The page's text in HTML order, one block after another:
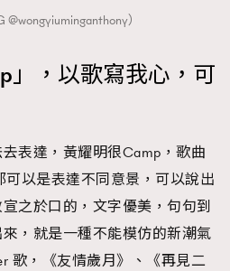
TRENDING
@wongyiuminganthony）
」，以歌寫我心，可
表達，黃耀明很Camp，歌曲
可以是表達不同意景，可以說出
之於口的，文字優美，句句到
，就是一種不能模仿的新潮氣
歌，《友情歲月》、《再見二